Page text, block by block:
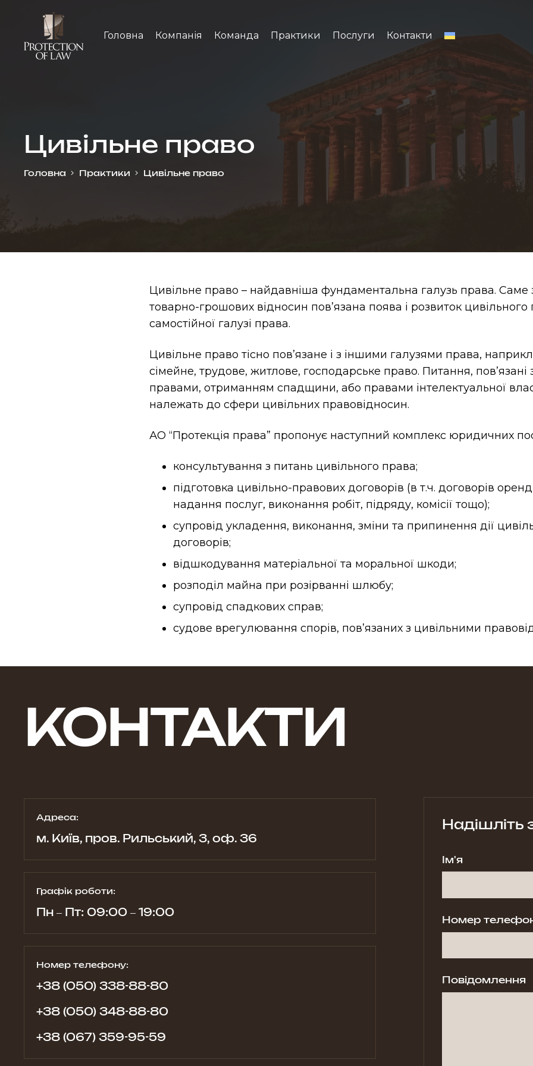
Головна Компанія Команда Практики Послуги Контакти
Цивільне право
Головна Практики Цивільне право
Цивільне право – найдавніша фундаментальна галузь права. Саме
товарно-грошових відносин пов’язана поява і розвиток цивільного
самостійної галузі права.
Цивільне право тісно пов’язане і з іншими галузями права,
сімейне, трудове, житлове, господарське право. Питання,
правами, отриманням спадщини, або правами інтелектуальної
належать до сфери цивільних правовідносин.
АО “Протекція права” пропонує наступний комплекс юридичних
консультування з питань цивільного права;
підготовка цивільно-правових договорів (в т.ч. договорів
надання послуг, виконання робіт, підряду, комісії тощо);
супровід укладення, виконання, зміни та припинення дії
договорів;
відшкодування матеріальної та моральної шкоди;
розподіл майна при розірванні шлюбу;
супровід спадкових справ;
судове врегулювання спорів, пов’язаних з цивільними
КОНТАКТИ
Адреса:
м. Київ, пров. Рильський, 3, оф. 36
Графік роботи:
Пн – Пт: 09:00 – 19:00
Номер телефону:
+38 (050) 338-88-80
+38 (050) 348-88-80
+38 (067) 359-95-59
Надішліть
Ім'я
Номер
Повідомлення